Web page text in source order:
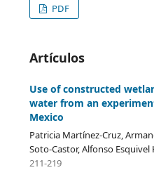
PDF
Artículos
Use of constructed
water from an
Mexico
Patricia Martínez-Cruz,
Soto-Castor, Alfonso Esquivel
211-219